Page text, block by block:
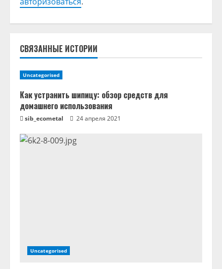
ь
ч
т
е
н
и
е
СВЯЗАННЫЕ ИСТОРИИ
Uncategorised
Как устранить шипицу: обзор средств для
домашнего использования
sib_ecometal 24 апреля 2021
Uncategorised